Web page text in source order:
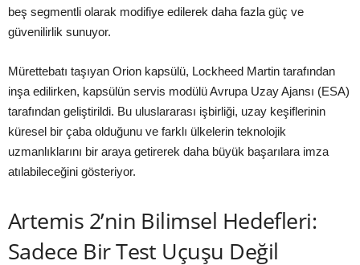
beş segmentli olarak modifiye edilerek daha fazla güç ve
güvenilirlik sunuyor.
Mürettebatı taşıyan Orion kapsülü, Lockheed Martin tarafından
inşa edilirken, kapsülün servis modülü Avrupa Uzay Ajansı (ESA)
tarafından geliştirildi. Bu uluslararası işbirliği, uzay keşiflerinin
küresel bir çaba olduğunu ve farklı ülkelerin teknolojik
uzmanlıklarını bir araya getirerek daha büyük başarılara imza
atılabileceğini gösteriyor.
Artemis 2’nin Bilimsel Hedefleri:
Sadece Bir Test Uçuşu Değil